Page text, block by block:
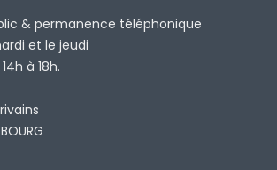
& permanence téléphonique
et le jeudi
à 18h.